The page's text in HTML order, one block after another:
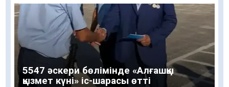
5547 әскери бөлімінде «Алғашқы
қызмет күні» іс-шарасы өтті